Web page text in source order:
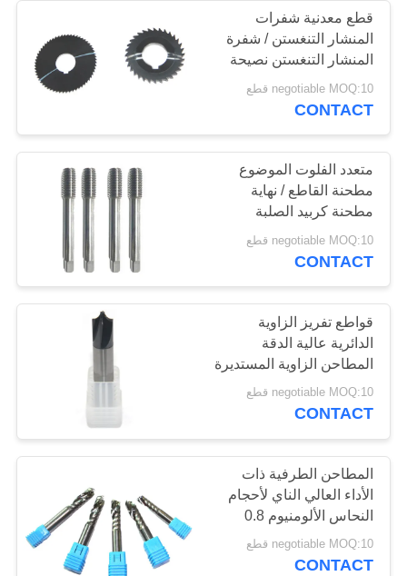
اطلب
اقتباس
خريطة
الموقع
PRIVACY
POLICY
مطحنة نهاية الشعاع
الزاوية
34
مطحنة نهاية مربعة
33
مطحنة نهاية CNC
28
قطع معدنية شفرات
المنشار التنغستن / شفرة
المنشار التنغستن نصيحة
4300mpa بيند
negotiable MOQ:10 قطع
CONTACT
متعدد الفلوت الموضوع
مطحنة القاطع / نهاية
مطحنة كربيد الصلبة
القاطع
negotiable MOQ:10 قطع
CONTACT
قواطع تفريز الزاوية
الدائرية عالية الدقة
المطاحن الزاوية المستديرة
لقطع عالية السرعة
negotiable MOQ:10 قطع
CONTACT
المطاحن الطرفية ذات
الأداء العالي الناي لأحجام
النحاس الألومنيوم 0.8
ميكرون
negotiable MOQ:10 قطع
CONTACT